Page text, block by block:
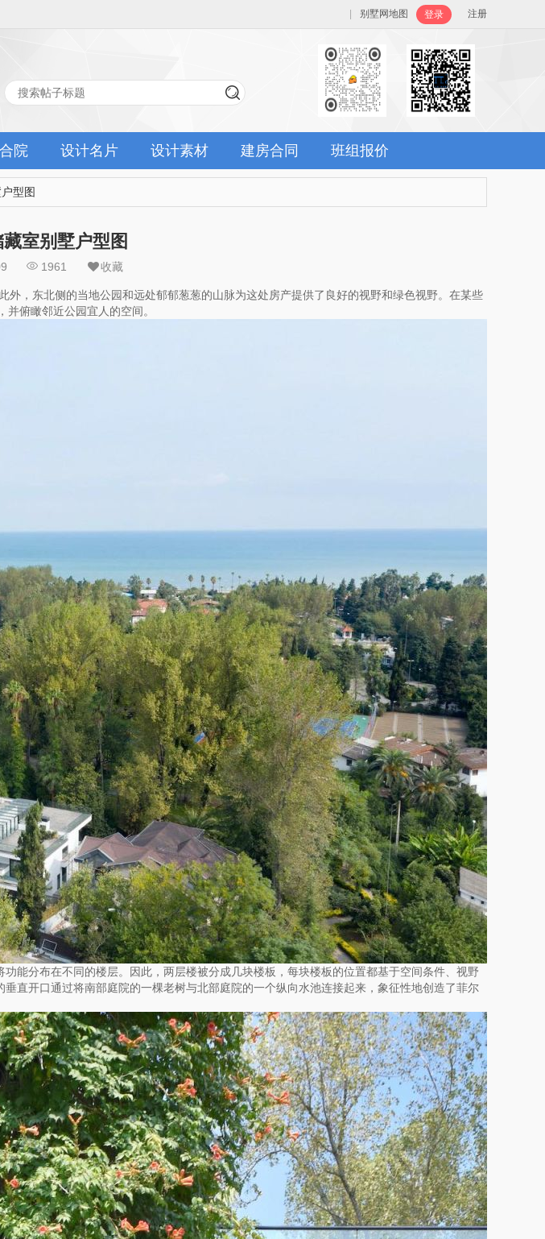
登录 注册
别墅网地图
院 设计名片 设计素材 建房合同 班组报价
型图
室别墅户型图
1961 收藏
，东北侧的当地公园和远处郁郁葱葱的山脉为这处房产提供了良好的视野和绿色视野。在某些
并俯瞰邻近公园宜人的空间。
能分布在不同的楼层。因此，两层楼被分成几块楼板，每块楼板的位置都基于空间条件、视野
直开口通过将南部庭院的一棵老树与北部庭院的一个纵向水池连接起来，象征性地创造了菲尔